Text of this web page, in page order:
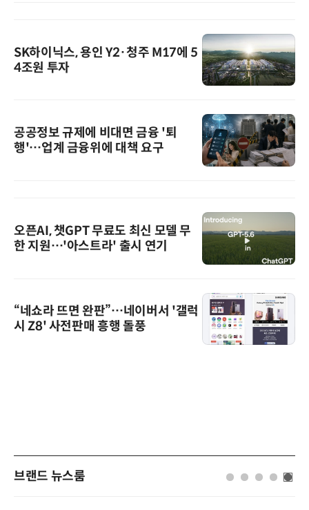
SK하이닉스, 용인 Y2·청주 M17에 5
4조원 투자
공공정보 규제에 비대면 금융 '퇴
행'…업계 금융위에 대책 요구
오픈AI, 챗GPT 무료도 최신 모델 무
한 지원…'아스트라' 출시 연기
“네쇼라 뜨면 완판”…네이버서 '갤럭
시 Z8' 사전판매 흥행 돌풍
브랜드 뉴스룸